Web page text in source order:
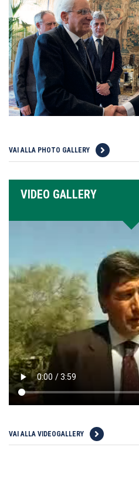
VAI ALLA PHOTO GALLERY
VIDEO GALLERY
VAI ALLA VIDEOGALLERY